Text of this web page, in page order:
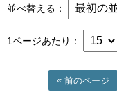
並べ替える
1ページあたり
前のページ